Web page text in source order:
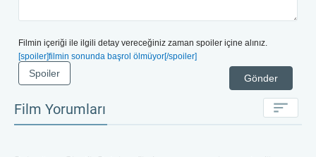
Filmin içeriği ile ilgili detay vereceğiniz zaman spoiler içine alınız.
[spoiler]filmin sonunda başrol ölmüyor[/spoiler]
Gönder
Spoiler
Film Yorumları